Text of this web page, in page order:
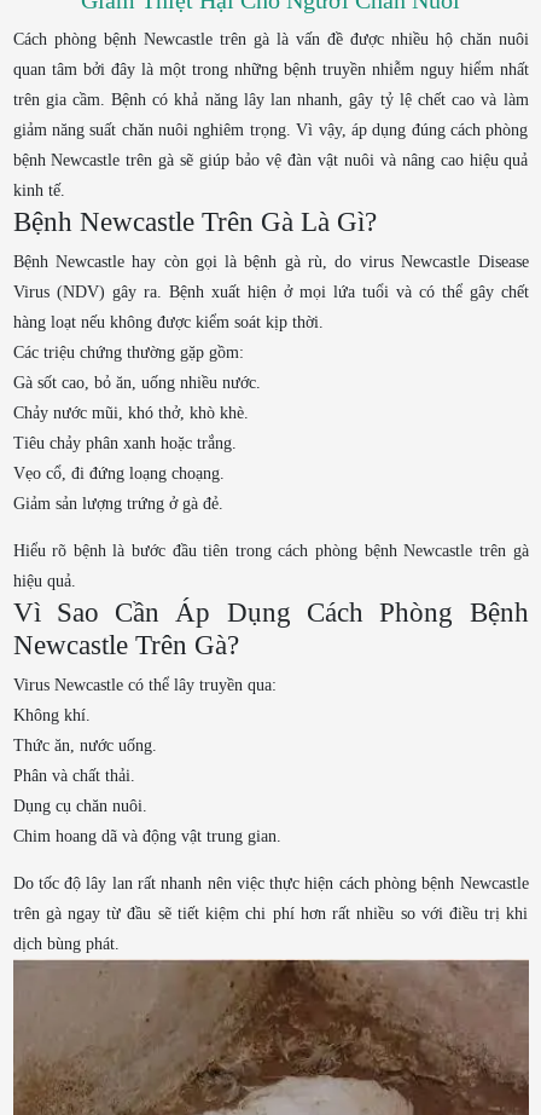
Cách phòng bệnh Newcastle trên gà là vấn đề được nhiều hộ chăn nuôi
quan tâm bởi đây là một trong những bệnh truyền nhiễm nguy hiểm nhất
trên gia cầm. Bệnh có khả năng lây lan nhanh, gây tỷ lệ chết cao và làm
giảm năng suất chăn nuôi nghiêm trọng. Vì vậy, áp dụng đúng cách phòng
bệnh Newcastle trên gà sẽ giúp bảo vệ đàn vật nuôi và nâng cao hiệu quả
kinh tế.
Bệnh Newcastle Trên Gà Là Gì?
Bệnh Newcastle hay còn gọi là bệnh gà rù, do virus Newcastle Disease
Virus (NDV) gây ra. Bệnh xuất hiện ở mọi lứa tuổi và có thể gây chết
hàng loạt nếu không được kiểm soát kịp thời.
Các triệu chứng thường gặp gồm:
Gà sốt cao, bỏ ăn, uống nhiều nước.
Chảy nước mũi, khó thở, khò khè.
Tiêu chảy phân xanh hoặc trắng.
Vẹo cổ, đi đứng loạng choạng.
Giảm sản lượng trứng ở gà đẻ.
Hiểu rõ bệnh là bước đầu tiên trong cách phòng bệnh Newcastle trên gà
hiệu quả.
Vì Sao Cần Áp Dụng Cách Phòng Bệnh
Newcastle Trên Gà?
Virus Newcastle có thể lây truyền qua:
Không khí.
Thức ăn, nước uống.
Phân và chất thải.
Dụng cụ chăn nuôi.
Chim hoang dã và động vật trung gian.
Do tốc độ lây lan rất nhanh nên việc thực hiện cách phòng bệnh Newcastle
trên gà ngay từ đầu sẽ tiết kiệm chi phí hơn rất nhiều so với điều trị khi
dịch bùng phát.